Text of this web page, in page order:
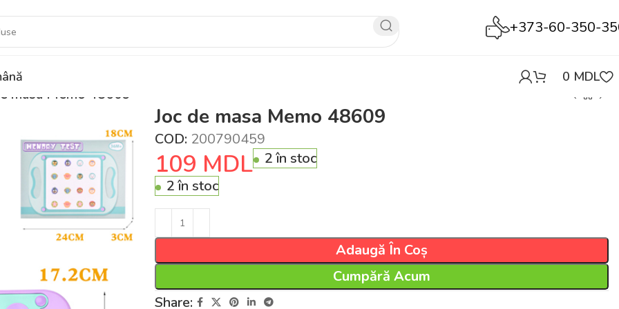
+373-60-350-
0 MDL
masa Memo 48609
Joc de masa Memo 48609
COD: 200790459
109 MDL
2 în stoc
2 în stoc
Adaugă În Coș
Cumpără Acum
Share: